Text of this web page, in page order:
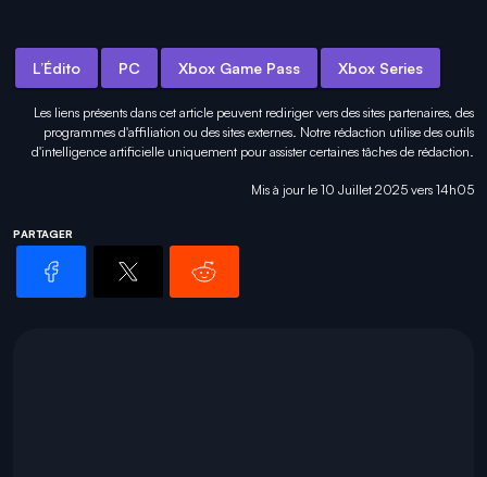
L’Édito PC Xbox Game Pass Xbox Series
Les liens présents dans cet article peuvent rediriger vers des sites partenaires, des
programmes d'affiliation ou des sites externes. Notre rédaction utilise des outils
d'intelligence artificielle uniquement pourassister certaines tâches de rédaction.
Mis à jour le 10 Juillet 2025 vers 14h05
PARTAGER